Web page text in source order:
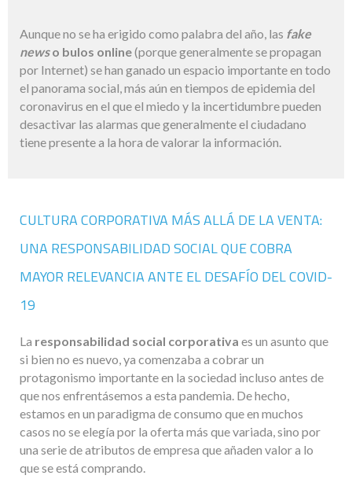
Aunque no se ha erigido como palabra del año, las fake
newso bulos online(porque generalmente se propagan
por Internet) se han ganado un espacio importante en todo
el panorama social, más aún en tiempos de epidemia del
coronavirus en el que el miedo y la incertidumbre pueden
desactivar las alarmas que generalmente el ciudadano
tiene presente a la hora de valorar la información.
CULTURA CORPORATIVA MÁS ALLÁ DE LA VENTA:
UNA RESPONSABILIDAD SOCIAL QUE COBRA
MAYOR RELEVANCIA ANTE EL DESAFÍO DEL COVID-
19
La responsabilidad social corporativa es un asunto que
si bien no es nuevo, ya comenzaba a cobrar un
protagonismo importante en la sociedad incluso antes de
que nos enfrentásemos a esta pandemia. De hecho,
estamos en un paradigma de consumo que en muchos
casos no se elegía por la oferta más que variada, sino por
una serie de atributos de empresa que añaden valor a lo
que se está comprando.